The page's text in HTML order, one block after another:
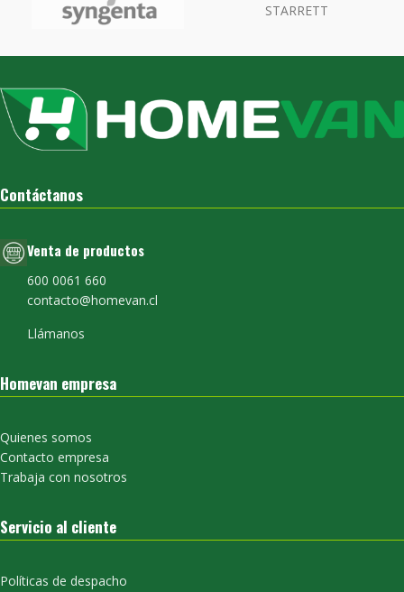
Contáctanos
Venta de productos
600 0061 660
contacto@homevan.cl
Llámanos
Homevan empresa
Quienes somos
Contacto empresa
Trabaja con nosotros
Servicio al cliente
Políticas de despacho